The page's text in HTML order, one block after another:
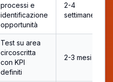
processi e
identificazione
opportunità
2-4
settimane
Test su area
circoscritta
con KPI
definiti
2-3 mesi